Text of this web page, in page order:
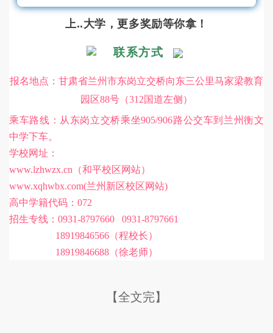
上..大学，更多奖励等你拿！
联系方式
报名地点：甘肃省兰州市东岗立交桥向东三公里马家梁教育
园区88号（312国道左侧）
乘车路线：从东岗立交桥乘坐905/906路公交车到兰州衡文
中学下车。
学校网址：
www.lzhwzx.cn（和平校区网站）
www.xqhwbx.com(兰州新区校区网站)
高中学籍代码：072
招生专线：0931-8797660 0931-8797661
18919846566（程校长）
18919846688（徐老师）
【全文完】